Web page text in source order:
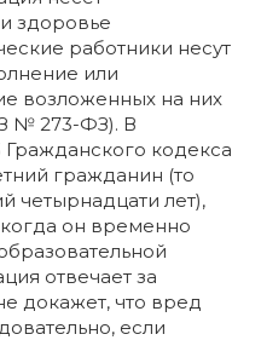
здоровье
работники несут
или
возложенных на них
№ 273-ФЗ). В
Гражданского кодекса
гражданин (то
четырнадцати лет),
он временно
отвечает за
докажет, что вред
если